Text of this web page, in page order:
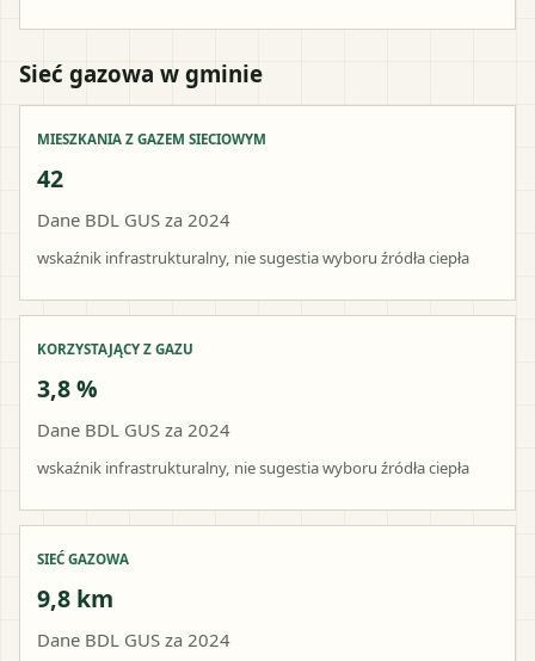
Sieć gazowa w gminie
MIESZKANIA Z GAZEM SIECIOWYM
42
Dane BDL GUS za 2024
wskaźnik infrastrukturalny, nie sugestia wyboru źródła ciepła
KORZYSTAJĄCY Z GAZU
3,8 %
Dane BDL GUS za 2024
wskaźnik infrastrukturalny, nie sugestia wyboru źródła ciepła
SIEĆ GAZOWA
9,8 km
Dane BDL GUS za 2024